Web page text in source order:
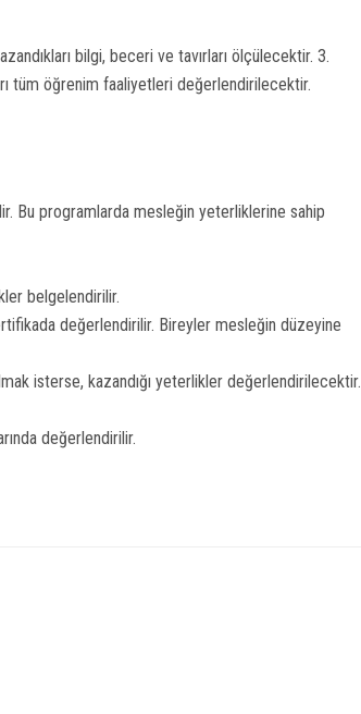
bilgi, beceri ve tavırları ölçülecektir. 3.
tüm öğrenim faaliyetleri değerlendirilecektir.
Bu programlarda mesleğin yeterliklerine sahip
belgelendirilir.
değerlendirilir. Bireyler mesleğin düzeyine
isterse, kazandığı yeterlikler değerlendirilecektir.
değerlendirilir.